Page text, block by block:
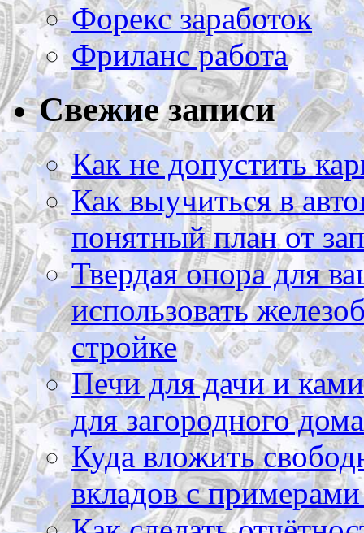
Форекс заработок
Фриланс работа
Свежие записи
Как не допустить
Как выучиться в
понятный план от
Твердая опора для
использовать
стройке
Печи для дачи и
для загородного дома
Куда вложить
вкладов с